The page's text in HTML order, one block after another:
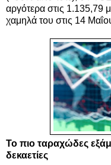
αργότερα στις 1.135,79
χαμηλά του στις 14
Το πιο ταραχώδες
δεκαετίες